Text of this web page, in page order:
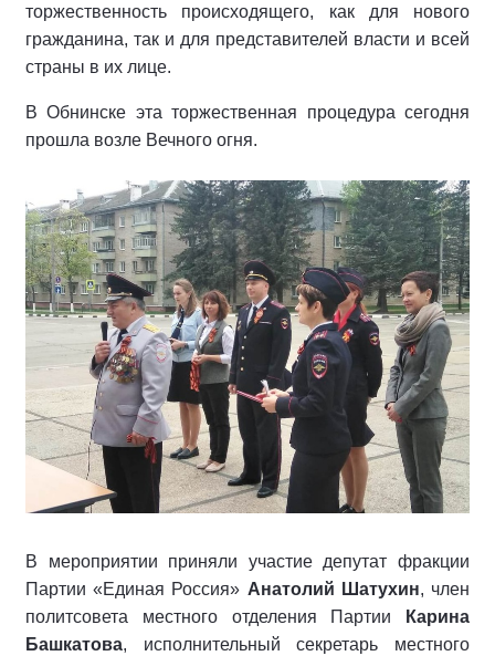
торжественность происходящего, как для нового
гражданина, так и для представителей власти и всей
страны в их лице.
В Обнинске эта торжественная процедура сегодня
прошла возле Вечного огня.
В мероприятии приняли участие депутат фракции
Партии «Единая Россия» Анатолий Шатухин, член
политсовета местного отделения Партии
Карина
Башкатова, исполнительный секретарь местного